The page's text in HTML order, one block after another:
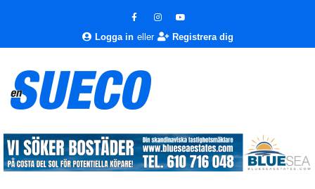
Logga in eller Registrera dig